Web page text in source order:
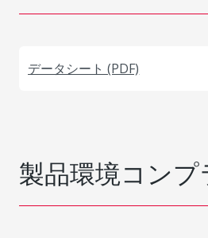
データシート (PDF)
製品環境コンプ